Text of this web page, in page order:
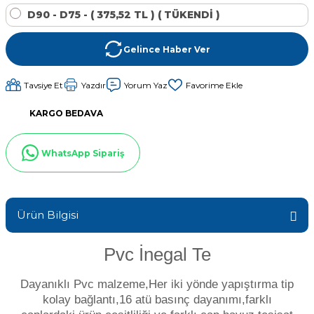
Gemaş Havuz
Wtr Havuz
Sıvı Ph- Düşürücü
Toz Ph+ Yükseltici
Wtr Havuz Kimyasalları Setleri
Ayak Dezenfektanı
Havuz Filtre
Havuz Vana
Havuz Isıtma
Havuz Elektrik
Havuz
Bahçe Süs Havuzu
D90 - D75 - ( 375,52 TL ) ( TÜKENDİ )
Gelince Haber Ver
Tavsiye Et Yazdır Yorum Yaz
KARGO BEDAVA
WhatsApp Sipariş
Ürün Bilgisi
Pvc İnegal Te
Dayanıklı Pvc malzeme,Her iki yönde yapıştırma tip
kolay bağlantı,16 atü basınç dayanımı,farklı